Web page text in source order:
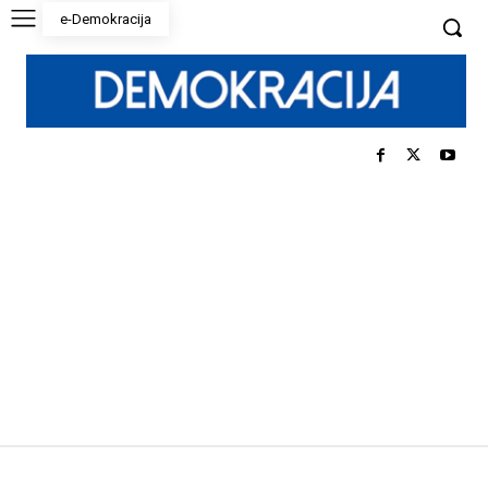
e-Demokracija